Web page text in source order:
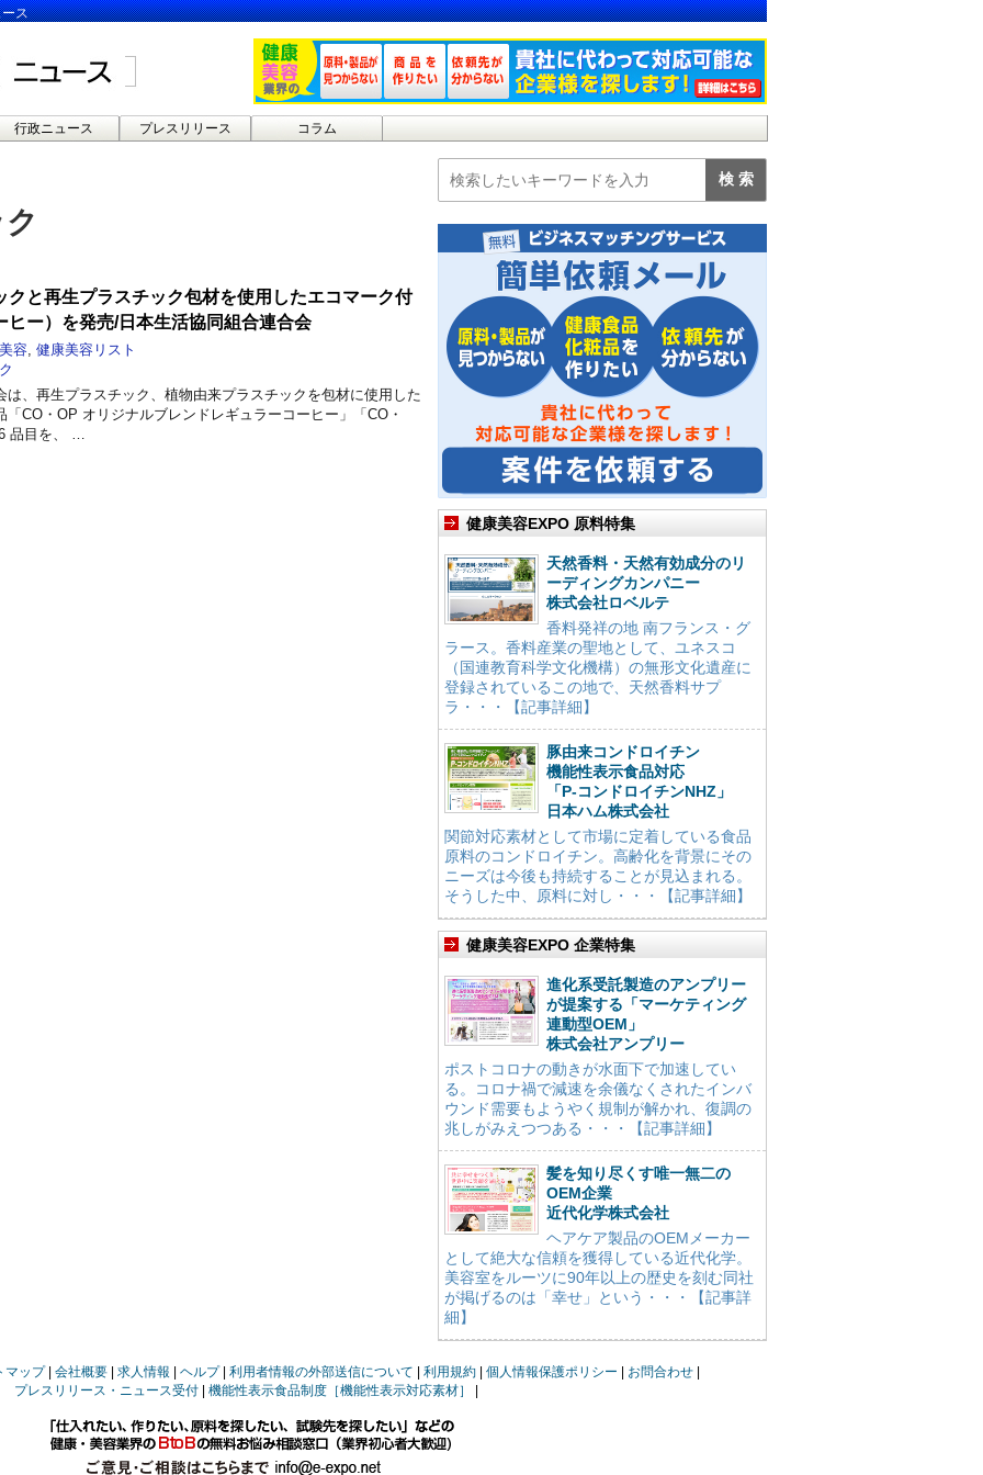
ス
行政ニュース プレスリリース コラム
クと再生プラスチック包材を使用したエコマーク付
ヒー）を発売/日本生活協同組合連合会
容 健康美容リスト
は、再生プラスチック、植物由来プラスチックを包材に使用した
「CO・OP オリジナルブレンドレギュラーコーヒー」「CO・
品目を、 …
健康美容EXPO 原料特集
天然香料・天然有効成分のリ
ーディングカンパニー
株式会社ロベルテ
香料発祥の地 南フランス・グ
ラース。香料産業の聖地として、ユネスコ
（国連教育科学文化機構）の無形文化遺産に
登録されているこの地で、天然香料サプ
ラ・・・【記事詳細】
豚由来コンドロイチン
機能性表示食品対応
「P-コンドロイチンNHZ」
日本ハム株式会社
関節対応素材として市場に定着している食品
原料のコンドロイチン。高齢化を背景にその
ニーズは今後も持続することが見込まれる。
そうした中、原料に対し・・・【記事詳細】
健康美容EXPO 企業特集
進化系受託製造のアンプリー
が提案する「マーケティング
連動型OEM」
株式会社アンプリー
ポストコロナの動きが水面下で加速してい
る。コロナ禍で減速を余儀なくされたインバ
ウンド需要もようやく規制が解かれ、復調の
兆しがみえつつある・・・【記事詳細】
髪を知り尽くす唯一無二の
OEM企業
近代化学株式会社
ヘアケア製品のOEMメーカー
として絶大な信頼を獲得している近代化学。
美容室をルーツに90年以上の歴史を刻む同社
が掲げるのは「幸せ」という・・・【記事詳
細】
マップ 会社概要 求人情報 ヘルプ 利用者情報の外部送信について 利用規約 個人情報保護ポリシー
お問合わせ
プレスリリース・ニュース受付
機能性表示食品制度［機能性表示対応素材］